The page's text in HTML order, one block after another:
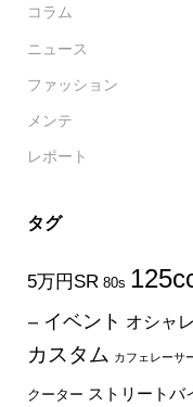
コラム
ニュース
ファッション
メンテ
レポート
タグ
5万円SR 80s
ー イベント オシャレ
カスタム カフェレーサ
クーター ストリートバ